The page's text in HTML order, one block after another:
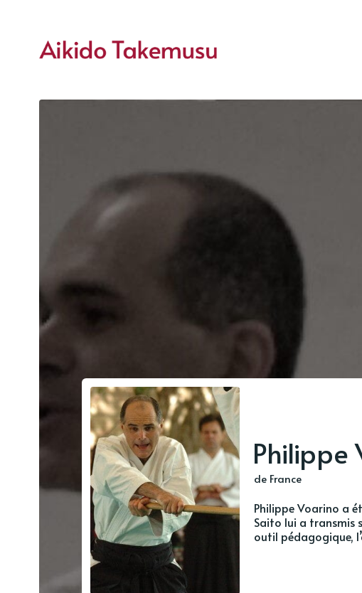
Philippe
de France
Philippe Voarino a
Saito lui a transmis
outil pédagogique,